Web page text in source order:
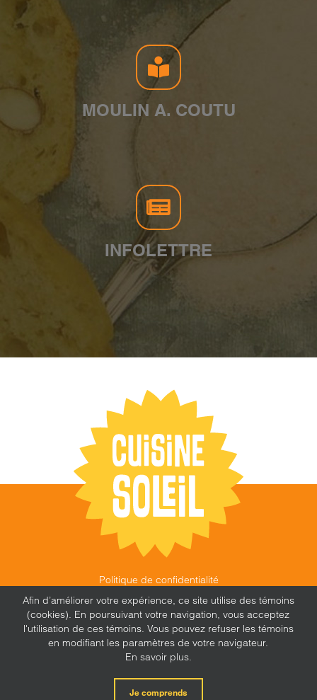
MOULIN A. COUTU
INFOLETTRE
Politique de confidentialité
©
CUISINE SOLEIL 2026 |
FEU FOLLET - DESIGN •
WEB • MARKETING
X Facebook
Afin d’améliorer votre expérience, ce site utilise des témoins
(cookies). En poursuivant votre navigation, vous acceptez
l'utilisation de ces témoins. Vous pouvez refuser les témoins
en modifiant les paramètres de votre navigateur.
En savoir plus.
Je comprends